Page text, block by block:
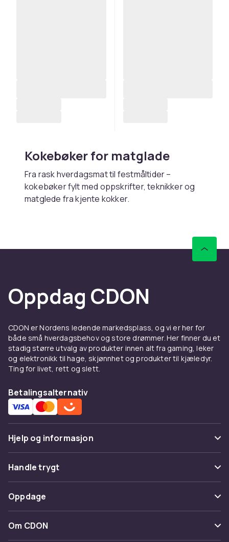
Kokebøker for matglade
Fra rask hverdagsmat til festmåltider –
kokebøker fylt med oppskrifter, teknikker og
matglede fra kjente kokker.
Oppdag CDON
CDON er Nordens ledende markedsplass, og vi er her for
både små hverdagsbehov og store drømmer. Her finner du et
stadig større utvalg av produkter innen alt fra gaming, leker
og elektronikk til hage, skjønnhet og produkter til kjæledyr.
Ting for livet, rett og slett.
Betalingsalternativ
Hjelp og informasjon
Vanlige spørsmål
Spor pakke
Angre & returner her
Kontakt oss
Handle trygt
Betaling
Levering
Oppdage
Kategorier
Om CDON